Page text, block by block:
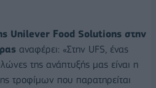
Unilever Food Solutions στην
αναφέρει: «Στην UFS, ένας
της ανάπτυξής μας είναι η
τροφίμων που παρατηρείται